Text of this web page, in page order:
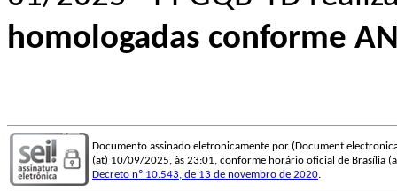
homologadas conforme
Documento assinado eletronicamente por (Document
(at) 10/09/2025, às 23:01, conforme horário oficial de Brasília
Decreto nº 10.543, de 13 de novembro de 2020.